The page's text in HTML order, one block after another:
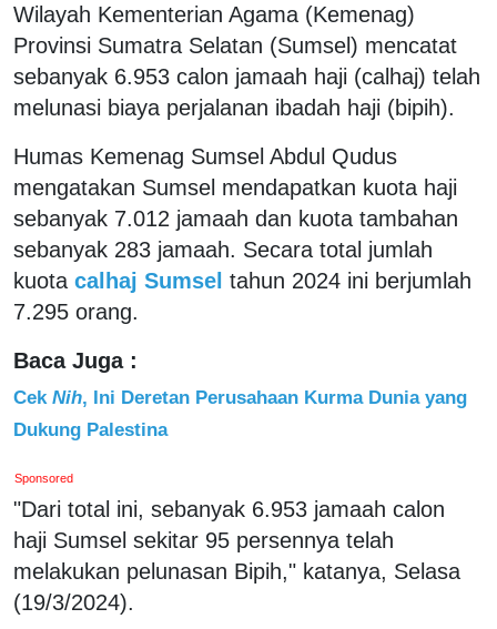
Wilayah Kementerian Agama (Kemenag)
Provinsi Sumatra Selatan (Sumsel) mencatat
sebanyak 6.953 calon jamaah haji (calhaj) telah
melunasi biaya perjalanan ibadah haji (bipih).
Humas Kemenag Sumsel Abdul Qudus
mengatakan Sumsel mendapatkan kuota haji
sebanyak 7.012 jamaah dan kuota tambahan
sebanyak 283 jamaah. Secara total jumlah
kuota calhaj Sumsel tahun 2024 ini berjumlah
7.295 orang.
Baca Juga :
Cek Nih, Ini Deretan Perusahaan Kurma Dunia yang
Dukung Palestina
Sponsored
"Dari total ini, sebanyak 6.953 jamaah calon
haji Sumsel sekitar 95 persennya telah
melakukan pelunasan Bipih," katanya, Selasa
(19/3/2024).